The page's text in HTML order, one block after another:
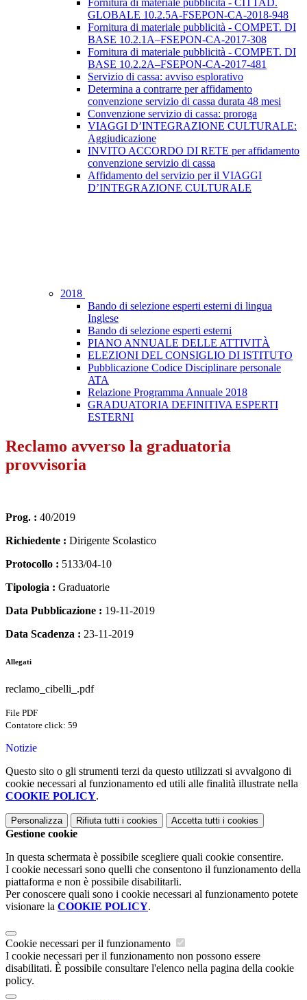
Fornitura di materiale pubblicità - CITTAD.
GLOBALE 10.2.5A-FSEPON-CA-2018-948
Fornitura di materiale pubblicità - COMPET. DI
BASE 10.2.1A–FSEPON-CA-2017-308
Fornitura di materiale pubblicità - COMPET. DI
BASE 10.2.2A–FSEPON-CA-2017-481
Servizio di cassa: avviso esplorativo
Determina a contrarre per affidamento
convenzione servizio di cassa durata 48 mesi
Convenzione servizio di cassa: proroga
VIAGGI D’INTEGRAZIONE CULTURALE:
Aggiudicazione
INVITO ACCORDO DI RETE per affidamento
convenzione servizio di cassa
Affidamento del servizio per il VIAGGI
D’INTEGRAZIONE CULTURALE
2018
Bando di selezione esperti esterni di lingua
Inglese
Bando di selezione esperti esterni
PIANO ANNUALE DELLE ATTIVITÀ
ELEZIONI DEL CONSIGLIO DI ISTITUTO
Pubblicazione Codice Disciplinare personale
ATA
Relazione Programma Annuale 2018
GRADUATORIA DEFINITIVA ESPERTI
ESTERNI
Reclamo avverso la graduatoria
provvisoria
Prog. : 40/2019
Richiedente : Dirigente Scolastico
Protocollo : 5133/04-10
Tipologia : Graduatorie
Data Pubblicazione : 19-11-2019
Data Scadenza : 23-11-2019
Allegati
reclamo_cibelli_.pdf
File PDF
Contatore click: 59
Notizie
Questo sito o gli strumenti terzi da questo utilizzati si avvalgono di
cookie necessari al funzionamento ed utili alle finalità illustrate nella
COOKIE POLICY.
Personalizza Rifiuta tutti i cookies Accetta tutti i cookies
Gestione cookie
In questa schermata è possibile scegliere quali cookie consentire.
I cookie necessari sono quelli che consentono il funzionamento della
piattaforma e non è possibile disabilitarli.
Per conoscere quali sono i cookie necessari al funzionamento potete
visionare la COOKIE POLICY.
Cookie necessari per il funzionamento
I cookie necessari per il funzionamento non possono essere
disabilitati. È possibile consultare l'elenco nella pagina della cookie
policy.